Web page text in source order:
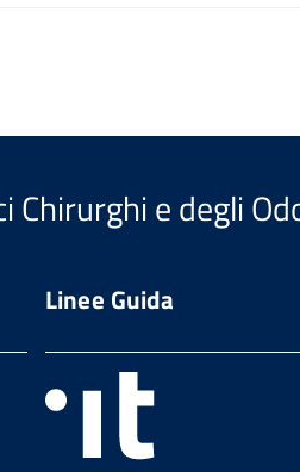
Chirurghi e degli
Linee Guida